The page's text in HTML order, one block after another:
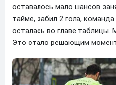
оставалось мало шансов
тайме, забил 2 гола,
осталась во главе таблицы.
Это стало решающим